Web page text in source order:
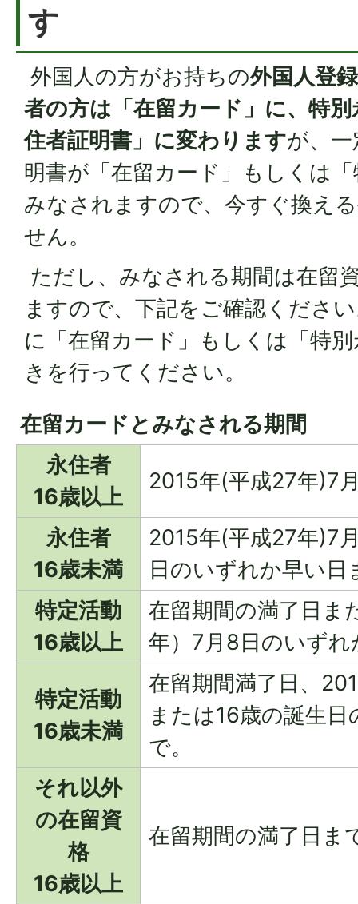
す
外国人の方がお持ちの外国人登
者の方は「在留カード」に、特
住者証明書」に変わりますが、
明書が「在留カード」もしくは
みなされますので、今すぐ換え
せん。
ただし、みなされる期間は在留
ますので、下記をご確認くださ
に「在留カード」もしくは「特
きを行ってください。
在留カードとみなされる期間
永住者
16歳以上
2015年(平成27年)7
永住者
16歳未満
2015年(平成27年)7
日のいずれか早い日
特定活動
16歳以上
在留期間の満了日ま
年）7月8日のいず
特定活動
16歳未満
在留期間満了日、
または16歳の誕生
で。
それ以外
の在留資
格
16歳以上
在留期間の満了日ま